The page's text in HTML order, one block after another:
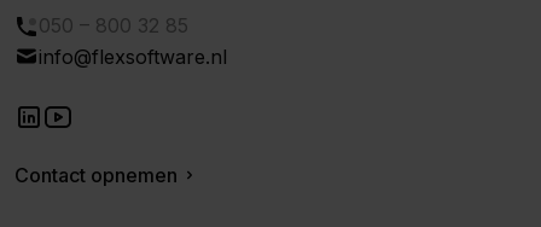
050 – 800 32 85
info@flexsoftware.nl
Contact opnemen